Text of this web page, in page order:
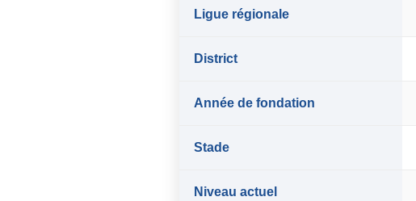
Ligue régionale
District
Année de fondation
Stade
Niveau actuel